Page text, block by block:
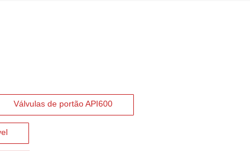
Válvulas de portão API600